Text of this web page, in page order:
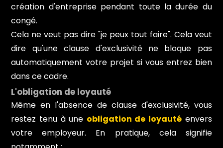
création d'entreprise pendant toute la durée du
congé.
Cela ne veut pas dire "je peux tout faire". Cela veut
dire qu'une clause d'exclusivité ne bloque pas
automatiquement votre projet si vous entrez bien
dans ce cadre.
L'obligation de loyauté
Même en l'absence de clause d'exclusivité, vous
restez tenu à une obligation de loyauté envers
votre employeur. En pratique, cela signifie